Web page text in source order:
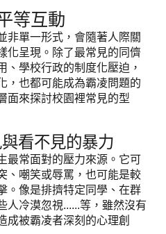
等互動
非單一形式，會隨著人際關
化呈現。除了最常見的同儕
、學校行政的制度化壓迫，
，也都可能成為霸凌問題的
面來探討校園裡常見的型
看不見的暴力
最常面對的壓力來源。它可
、嘲笑或辱罵，也可能是較
。像是排擠特定同學、在群
人冷漠忽視......等，雖然沒有
成被霸凌者深刻的心理創